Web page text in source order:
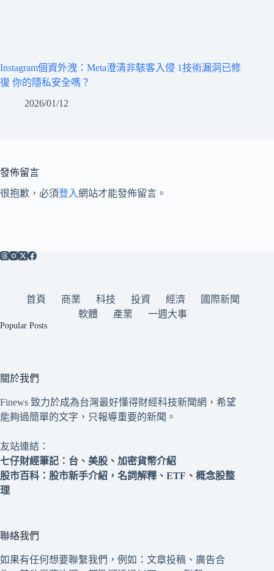
Instagram個資外洩：Meta澄清非駭客入侵 1技術漏洞已修
復 你的隱私安全嗎？
2026/01/12
發佈留言
很抱歉，必須登入網站才能發佈留言。
首頁 商業 科技 投資 經濟
國際新聞
軟體
產業 一週大事
Popular Posts
關於我們
Finews 致力於成為台灣最好懂得財經科技新聞網，希望
能夠過簡單的文字，只報導重要的新聞。
友站連結：
七仔財經筆記 ：台、美股、加密貨幣介紹
股市百科 ：股市新手介紹，名詞解釋、ETF、概念股整
理
聯絡我們
如果有任何想要聯繫我們，例如：文章投稿、廣告合